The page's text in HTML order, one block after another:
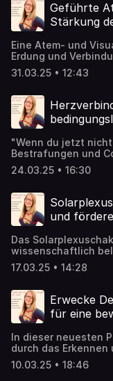
Geführte
Stärkung
Eine Atem- und
Erdung und
31.03.25 • 12:43
"Wenn du jetzt nicht
Bestrafungen und
Kind in einer
zu bekommen.
Herzchakra ist ein
Entwicklung von
bei der Förderung
24.03.25 • 16:30
und
Das
wissenschaftlich
Entwicklung von
bei der Förderung
und ist
17.03.25 • 14:28
Erwecke
für eine
In dieser neuesten
durch das
Gefühle und
Grenzen wahren
10.03.25 • 18:46